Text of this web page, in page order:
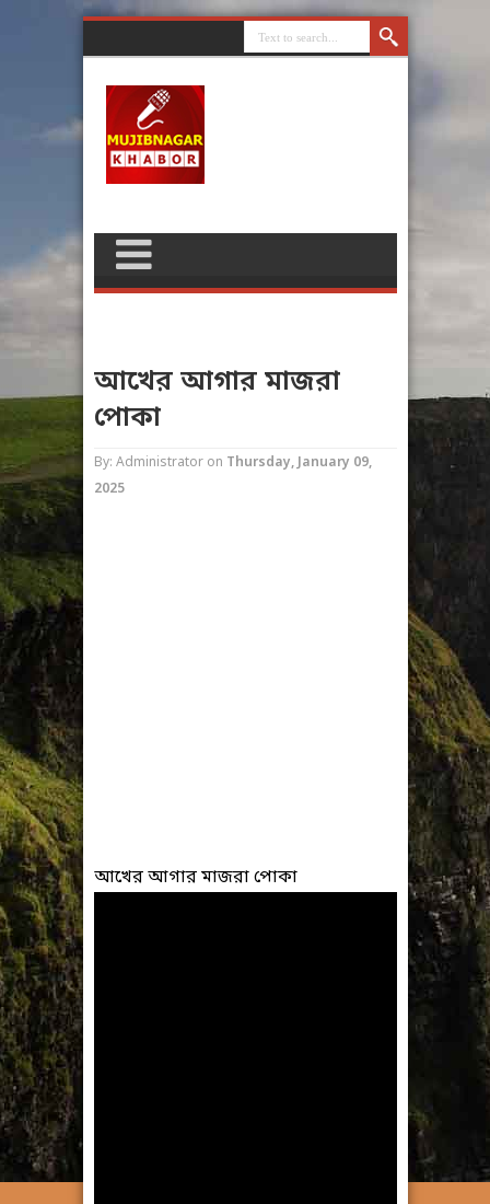
আখের আগার মাজরা
পোকা
By: Administrator on Thursday, January 09,
2025
আখের আগার মাজরা পোকা